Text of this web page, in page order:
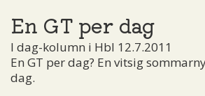
En GT per dag
I dag-kolumn i Hbl 12.7.2011
En GT per dag? En vitsig
dag.